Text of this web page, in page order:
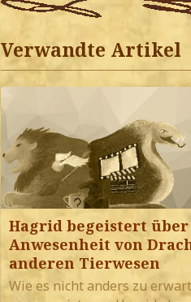
Verwandte Artikel
Hagrid begeistert über
Anwesenheit von
anderen Tierwesen
Wie es nicht anders zu